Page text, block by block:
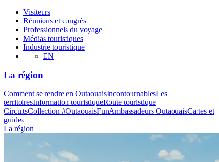
Visiteurs
Réunions et congrès
Professionnels du voyage
Médias touristiques
Industrie touristique
EN
La région
Comment se rendre en OutaouaisIncontournablesLes
territoiresInformation touristiqueRoute touristique
CircuitsCollection #OutaouaisFunAmbassadeurs OutaouaisCartes et
guides
La région